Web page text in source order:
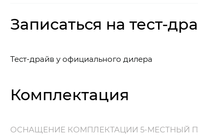
Записаться на тест-
Тест-драйв у официального дилера
Комплектация
ОСНАЩЕНИЕ КОМПЛЕКТАЦИИ 5-МЕСТНЫЙ